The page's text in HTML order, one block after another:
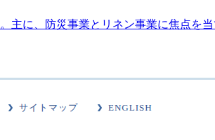
に、防災事業とリネン事業に焦点を